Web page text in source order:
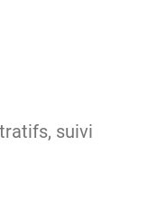
suivi